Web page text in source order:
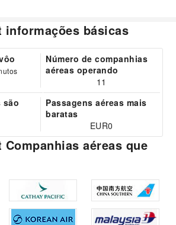
informações básicas
Número de companhias
aéreas operando
11
são
Passagens aéreas mais
baratas
EUR0
Companhias aéreas que